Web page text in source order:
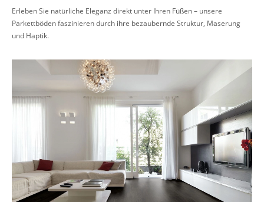
Erleben Sie natürliche Eleganz direkt unter Ihren Füßen – unsere
Parkettböden faszinieren durch ihre bezaubernde Struktur, Maserung
und Haptik.